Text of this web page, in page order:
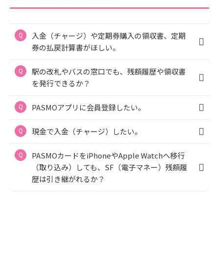
入金（チャージ）や定期券購入の領収書、定期
券の払戻計算書がほしい。
駅の改札やバスの窓口でも、残額履歴や領収書
を発行できるか？
PASMOアプリに会員登録したい。
現金で入金（チャージ）したい。
PASMOカードをiPhoneやApple Watchへ移行
（取り込み）しても、SF（電子マネー）残額履
歴は引き継がれるか？